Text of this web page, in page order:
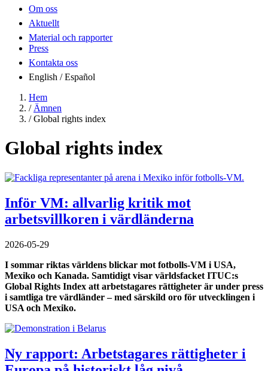
Om oss
Aktuellt
Material och rapporter
Press
Kontakta oss
English / Español
Länkstig
Hem
/ Ämnen
/ Global rights index
Global rights index
Inför VM: allvarlig kritik mot
arbetsvillkoren i värdländerna
2026-05-29
I sommar riktas världens blickar mot fotbolls-VM i USA,
Mexiko och Kanada. Samtidigt visar världsfacket ITUC:s
Global Rights Index att arbetstagares rättigheter är under press
i samtliga tre värdländer – med särskild oro för utvecklingen i
USA och Mexiko.
Ny rapport: Arbetstagares rättigheter i